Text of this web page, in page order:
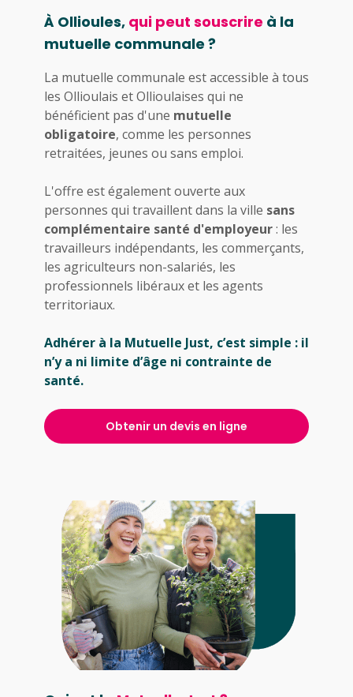
À Ollioules, qui peut souscrire à la
mutuelle communale ?
La mutuelle communale est accessible à tous
les Ollioulais et Ollioulaises qui ne
bénéficient pas d'une mutuelle
obligatoire, comme les personnes
retraitées, jeunes ou sans emploi.
L'offre est également ouverte aux
personnes qui travaillent dans la ville sans
complémentaire santé d'employeur: les
travailleurs indépendants, les commerçants,
les agriculteurs non-salariés, les
professionnels libéraux et les agents
territoriaux.
Adhérer à la Mutuelle Just, c’est simple : il
n’y a ni limite d’âge ni contrainte de
santé.
Obtenir un devis en ligne